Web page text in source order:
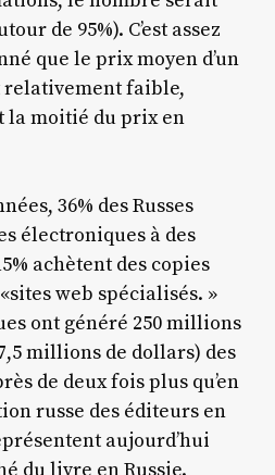
de 95%). C’est assez
que le prix moyen d’un
relativement faible,
la moitié du prix en
36% des Russes
électroniques à des
achètent des copies
web spécialisés. »
ont généré 250 millions
millions de dollars) des
de deux fois plus qu’en
russe des éditeurs en
aujourd’hui
du livre en Russie.